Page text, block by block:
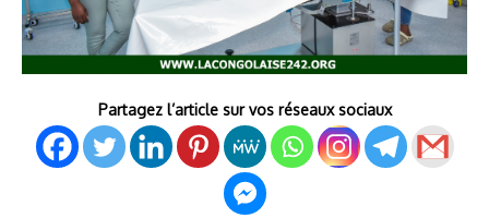
Partagez l’article sur vos réseaux sociaux